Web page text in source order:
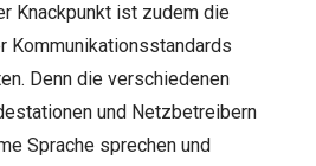
Knackpunkt ist zudem die
Kommunikationsstandards
Denn die verschiedenen
und Netzbetreibern
Sprache sprechen und